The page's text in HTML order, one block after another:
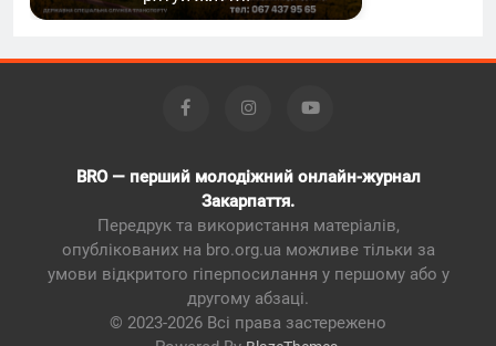
BRO — перший молодіжний онлайн-журнал
Закарпаття.
Передрук та використання матеріалів,
опублікованих на bro.org.ua можливе тільки за
умови відкритого гіперпосилання у першому або у
другому абзаці.
© 2023-2026 Всі права застережено